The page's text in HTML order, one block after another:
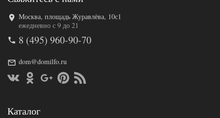
Код товара
546-324
Артикул
5594071
покрывала
Производитель
АльВиТек
Москва, площадь Журавлёва, 10с1
ежедневно с 9 до 21
8 (495) 960-90-70
dom@domilfo.ru
Каталог